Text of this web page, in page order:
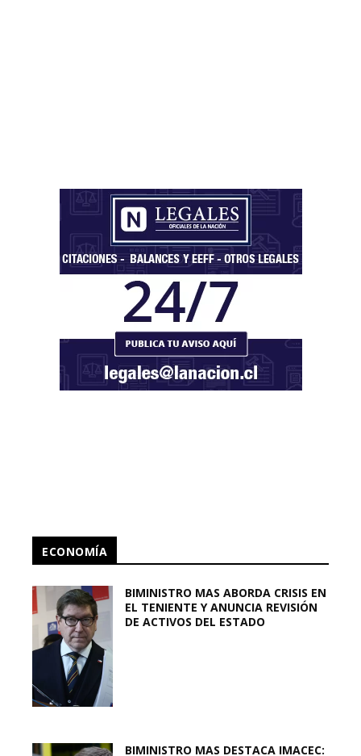
ECONOMÍA
BIMINISTRO MAS ABORDA CRISIS EN
EL TENIENTE Y ANUNCIA REVISIÓN
DE ACTIVOS DEL ESTADO
BIMINISTRO MAS DESTACA IMACEC: